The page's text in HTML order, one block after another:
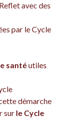
avec des
par le Cycle
santéutiles
démarche
sur le Cycle